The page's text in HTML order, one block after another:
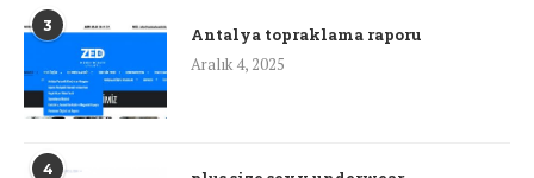
3
Antalya topraklama raporu
Aralık 4, 2025
4